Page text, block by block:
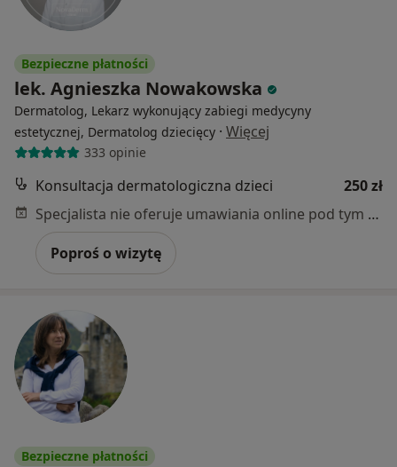
Bezpieczne płatności
lek. Agnieszka Nowakowska
Dermatolog, Lekarz wykonujący zabiegi medycyny
estetycznej, Dermatolog dziecięcy · Więcej
333 opinie
Konsultacja dermatologiczna dzieci
250 zł
Specjalista nie oferuje umawiania online pod tym adresem.
Poproś o wizytę
Bezpieczne płatności